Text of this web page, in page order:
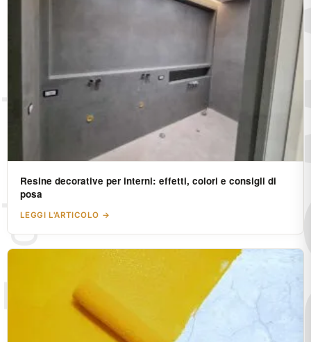
Resine decorative per interni: effetti, colori e consigli di
posa
LEGGI L'ARTICOLO →